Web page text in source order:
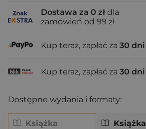
Dostawa za 0 zł dla
zamówień od 99 zł
Kup teraz, zapłać za 30 dni
Kup teraz, zapłać za 30 dni
Dostępne wydania i formaty:
Książka Książka